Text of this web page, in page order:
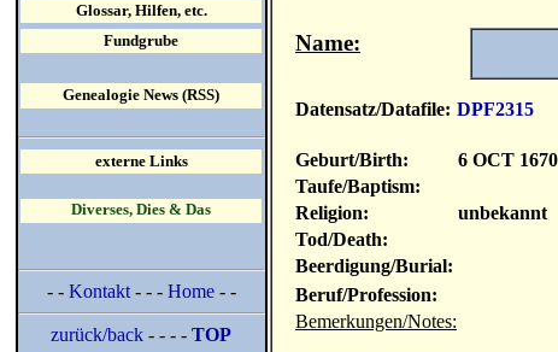
Name:
Datensatz/Datafile: DPF2315
Geburt/Birth: 6 OCT 1670
Taufe/Baptism:
Religion:
unbekannt
Tod/Death:
Beerdigung/Burial:
Beruf/Profession:
Bemerkungen/Notes:
Glossar, Hilfen, etc.
Fundgrube
Genealogie News (RSS)
externe Links
Diverses, Dies & Das
- - Kontakt- - - Home- -
zurück/back - - - -TOP